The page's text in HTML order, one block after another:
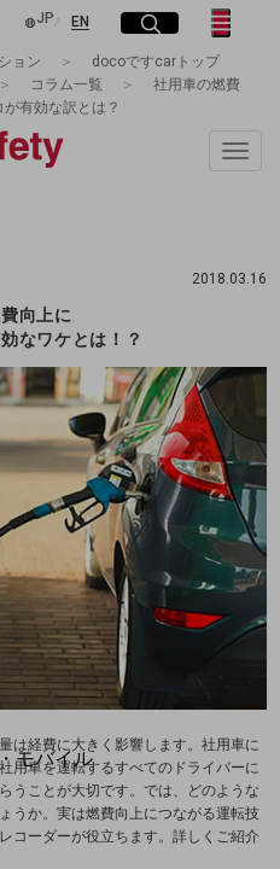
、
創エコシステムです。
企業)
します
決や
す
モバイル
JP日本語
ENEnglishサイト内検索
開く メニュー
開く
ョン
docoですcarトップ
コラム一覧
社用車の燃費
有効な訳とは？
Toggle
2018.03.16
向上に
なワケとは！？
は経費に大きく影響します。社用車に
用車を運転するすべてのドライバーに
うことが大切です。では、どのような
うか。実は燃費向上につながる運転技
コーダーが役立ちます。詳しくご紹介